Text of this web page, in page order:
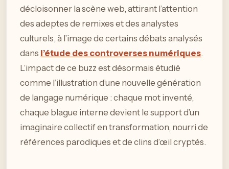
décloisonner la scène web, attirant l’attention
des adeptes de remixes et des analystes
culturels, à l’image de certains débats analysés
dans l’étude des controverses numériques.
L’impact de ce buzz est désormais étudié
comme l’illustration d’une nouvelle génération
de langage numérique : chaque mot inventé,
chaque blague interne devient le support d’un
imaginaire collectif en transformation, nourri de
références parodiques et de clins d’œil cryptés.